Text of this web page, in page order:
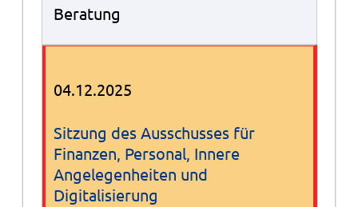
Beratung
04.12.2025
Sitzung des Ausschusses für
Finanzen, Personal, Innere
Angelegenheiten und
Digitalisierung